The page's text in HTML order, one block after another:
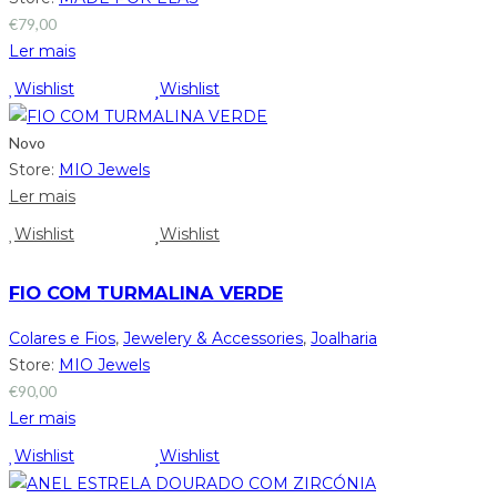
€79,00
Ler mais
Wishlist
Wishlist
Novo
Store: MIO Jewels
Ler mais
Wishlist
Wishlist
FIO COM TURMALINA VERDE
Colares e Fios, Jewelery & Accessories, Joalharia
Store: MIO Jewels
€90,00
Ler mais
Wishlist
Wishlist